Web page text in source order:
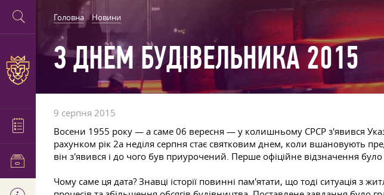
Головна Новини
З ДНЕМ БУДІВЕЛЬНИКА 2015
9 серпня 2015
Восени 1955 року — а саме 06 вересня — у колишньому СРСР з'явився
рахунком рік 2а неділя серпня стає святковим днем, коли вшановують
він з'явився і до чого був приурочений. Перше офіційне відзначення
Чому саме ця дата? Знавці історії повинні пам'ятати, що тоді ситуація з